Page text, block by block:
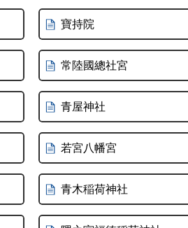
寶持院
常陸國總社宮
青屋神社
若宮八幡宮
青木稲荷神社